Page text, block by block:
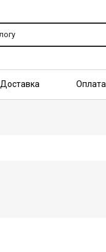
Доставка Оплата